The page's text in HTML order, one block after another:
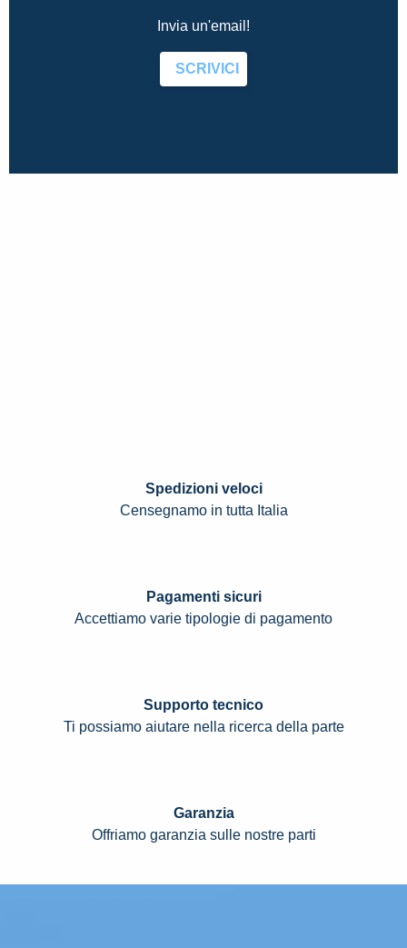
Invia un'email!
SCRIVICI
Spedizioni veloci
Censegnamo in tutta Italia
Pagamenti sicuri
Accettiamo varie tipologie di pagamento
Supporto tecnico
Ti possiamo aiutare nella ricerca della parte
Garanzia
Offriamo garanzia sulle nostre parti